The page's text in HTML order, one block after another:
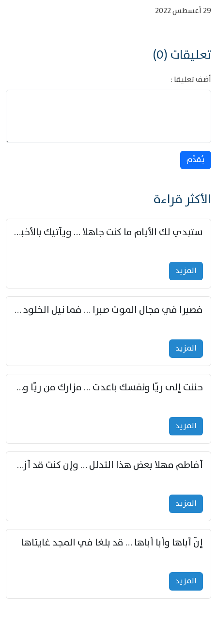
29 أغسطس 2022
تعليقات (0)
أضف تعليقا :
يُقدِّم
الأكثر قراءة
ستبدي لك الأيام ما كنت جاهلا … ويأتيك بالأخبار من لم تزوّد
المزید
فصبرا في مجال الموت صبرا … فما نيل الخلود بمستطاع
المزید
حننت إلى ريّا ونفسك باعدت … مزارك من ريّا وشعباكما معا
المزید
أفاطم مهلا بعض هذا التدلل … وإن كنت قد أزمعت صرمي فأجملي
المزید
إنّ أباها وأبا أباها … قد بلغا في المجد غايتاها
المزید